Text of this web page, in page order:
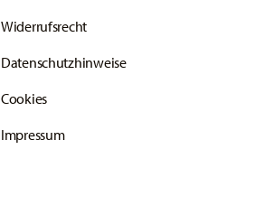
Widerrufsrecht
Datenschutzhinweise
Cookies
Impressum